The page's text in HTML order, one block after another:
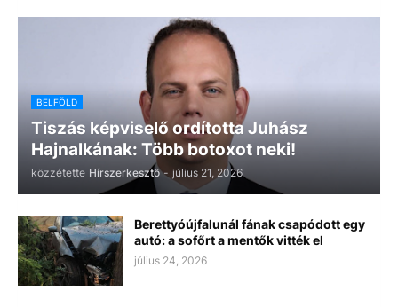
BELFÖLD
Tiszás képviselő ordította Juhász
Hajnalkának: Több botoxot neki!
közzétette Hírszerkesztő - július 21, 2026
Berettyóújfalunál fának csapódott egy
autó: a sofőrt a mentők vitték el
július 24, 2026